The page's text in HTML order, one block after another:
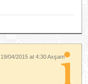
19/04/2015 at 4:30 Axşam